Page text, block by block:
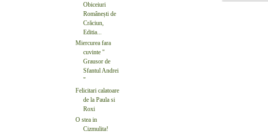
Obiceiuri
Românești de
Crăciun,
Editia...
Miercurea fara
cuvinte "
Grausor de
Sfantul Andrei
"
Felicitari calatoare
de la Paula si
Roxi
O stea in
Cizmulita!